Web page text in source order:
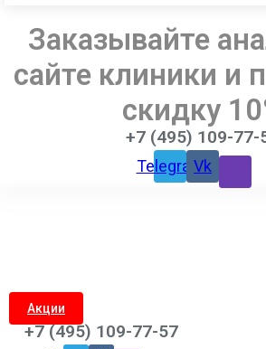
Заказывайте
сайте клиники и
скидку
+7 (495) 109-77-
TelegramVk
Акции
+7 (495) 109-77-57